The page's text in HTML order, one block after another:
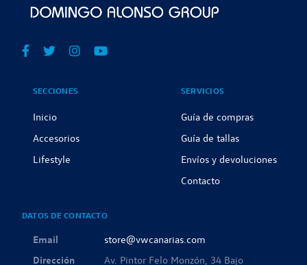
SECCIONES
Inicio
Accesorios
Lifestyle
SERVICIOS
Guía de compras
Guía de tallas
Envíos y devoluciones
Contacto
DATOS DE CONTACTO
Email
store@vwcanarias.com
Dirección
Av. Pintor Felo Monzón, 34 Bajo